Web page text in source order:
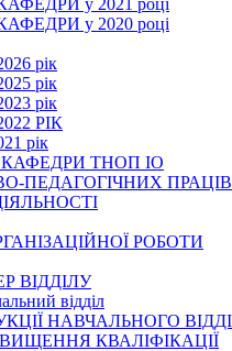
у 2021 році
у 2020 році
рік
рік
рік
РІК
рік
ТНОП ІО
ПЕДАГОГІЧНИХ
РОБОТИ
ВІДДІЛУ
вiддiл
НАВЧАЛЬНОГО
КВАЛІФІКАЦІЇ